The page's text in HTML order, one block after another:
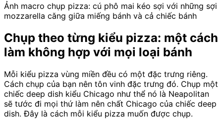
Ảnh macro chụp pizza: cú phô mai kéo sợi với những sợi
mozzarella căng giữa miếng bánh và cả chiếc bánh
Chụp theo từng kiểu pizza: một cách
làm không hợp với mọi loại bánh
Mỗi kiểu pizza vùng miền đều có một đặc trưng riêng.
Cách chụp của bạn nên tôn vinh đặc trưng đó. Chụp một
chiếc deep dish kiểu Chicago như thể nó là Neapolitan
sẽ tước đi mọi thứ làm nên chất Chicago của chiếc deep
dish. Đây là cách mỗi kiểu pizza muốn được chụp.